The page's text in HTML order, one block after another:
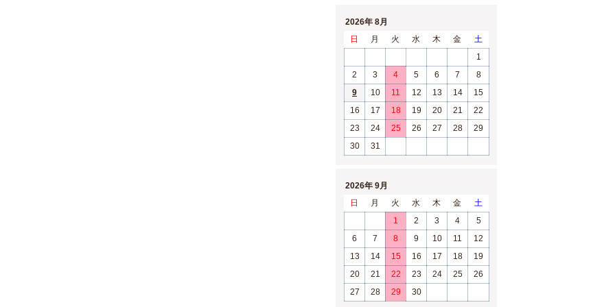
2026年 8月
日
月 火 水 木 金
土
1
2
3 4 5 6 7
8
9
10 11 12 13 14
15
16
17 18 19 20 21
22
23
24 25 26 27 28
29
30
31
2026年 9月
日
月 火 水 木 金
土
1
2 3 4
5
6
7 8 9 10 11
12
13
14 15 16 17 18
19
20
21 22 23 24 25
26
27
28 29 30